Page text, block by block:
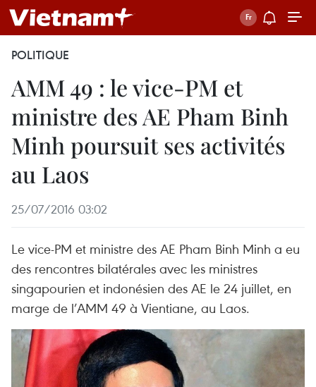
POLITIQUE
AMM 49 : le vice-PM et
ministre des AE Pham Binh
Minh poursuit ses activités
au Laos
25/07/2016 03:02
Le vice-PM et ministre des AE Pham Binh Minh a eu
des rencontres bilatérales avec les ministres
singapourien et indonésien des AE le 24 juillet, en
marge de l’AMM 49 à Vientiane, au Laos.